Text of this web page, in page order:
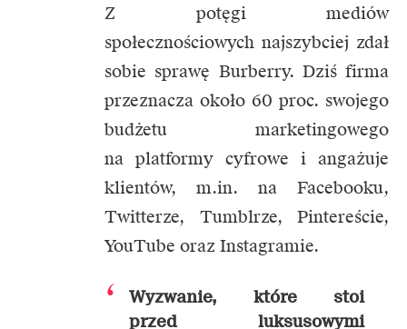
Z potęgi mediów
społecznościowych najszybciej zdał
sobie sprawę Burberry. Dziś firma
przeznacza około 60 proc. swojego
budżetu marketingowego
na platformy cyfrowe i angażuje
klientów, m.in. na Facebooku,
Twitterze, Tumblrze, Pintereście,
YouTube oraz Instagramie.
Wyzwanie, które stoi
przed luksusowymi